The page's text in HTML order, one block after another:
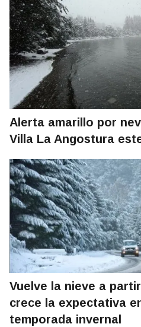
Alerta amarillo por
Villa La Angostura
Vuelve la nieve a
crece la expectativa
temporada invernal